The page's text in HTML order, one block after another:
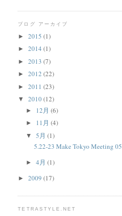
ブログ アーカイブ
►2015(1)
►2014(1)
►2013(7)
►2012(22)
►2011(23)
▼2010(12)
► 12月(6)
► 11月(4)
▼ 5月(1)
5.22-23 Make Tokyo Meeting 05
►4月(1)
►2009(17)
TETRASTYLE.NET